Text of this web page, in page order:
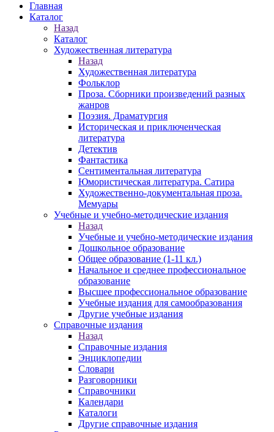
Главная
Каталог
Назад
Каталог
Художественная литература
Назад
Художественная литература
Фольклор
Проза. Сборники произведений разных
жанров
Поэзия. Драматургия
Историческая и приключенческая
литература
Детектив
Фантастика
Сентиментальная литература
Юмористическая литература. Сатира
Художественно-документальная проза.
Мемуары
Учебные и учебно-методические издания
Назад
Учебные и учебно-методические издания
Дошкольное образование
Общее образование (1-11 кл.)
Начальное и среднее профессиональное
образование
Высшее профессиональное образование
Учебные издания для самообразования
Другие учебные издания
Справочные издания
Назад
Справочные издания
Энциклопедии
Словари
Разговорники
Справочники
Календари
Каталоги
Другие справочные издания